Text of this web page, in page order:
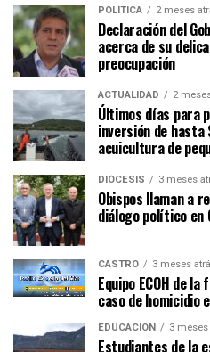
POLÍTICA 2 meses
Declaración del
acerca de su
preocupación
ACTUALIDAD 2
Últimos días para
inversión de
acuicultura de
DIÓCESIS 3 meses
Obispos llaman a
diálogo político en
CASTRO 3 meses
Equipo ECOH de
caso de homicidio
EDUCACIÓN 3
Estudiantes de la